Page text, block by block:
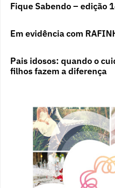
Fique Sabendo – edição
Em evidência com
Pais idosos: quando o
filhos fazem a diferença